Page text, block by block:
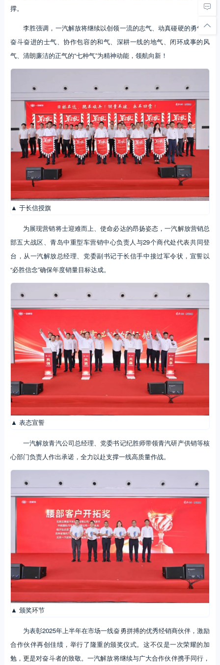
撑。
李胜强调，一汽解放将继续以创领一流的志气、动真碰硬的勇气、
奋斗奋进的士气、协作包容的和气、深耕一线的地气、闭环成事的风
气、清朗廉洁的正气的“七种气”为精神动能，领航向新！
▲ 于长信授旗
为展现营销将士迎难而上、使命必达的昂扬姿态，一汽解放营销总
部五大战区、青岛中重型车营销中心负责人与29个商代处代表共同登
台，从一汽解放总经理、党委副书记于长信手中接过军令状，宣誓以
“必胜信念”确保年度销量目标达成。
▲ 表态宣誓
一汽解放青汽公司总经理、党委书记纪胜师带领青汽研产供销等核
心部门负责人作出承诺，全力以赴支撑一线高质量作战。
▲ 颁奖环节
为表彰2025年上半年在市场一线奋勇拼搏的优秀经销商伙伴，激励
合作伙伴再创佳绩，举行了隆重的颁奖仪式。这不仅是一次荣耀的加
勉，更是对奋斗者的致敬。一汽解放将继续与广大合作伙伴携手同行，